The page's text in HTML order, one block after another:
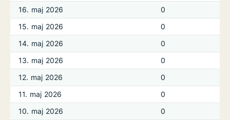
16. maj 2026
0
15. maj 2026
0
14. maj 2026
0
13. maj 2026
0
12. maj 2026
0
11. maj 2026
0
10. maj 2026
0